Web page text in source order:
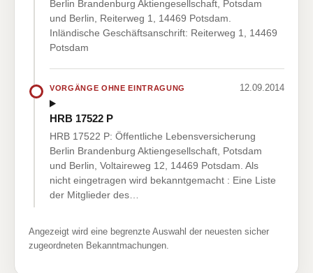
Berlin Brandenburg Aktiengesellschaft, Potsdam
und Berlin, Reiterweg 1, 14469 Potsdam.
Inländische Geschäftsanschrift: Reiterweg 1, 14469
Potsdam
VORGÄNGE OHNE EINTRAGUNG 12.09.2014
HRB 17522 P
HRB 17522 P: Öffentliche Lebensversicherung
Berlin Brandenburg Aktiengesellschaft, Potsdam
und Berlin, Voltaireweg 12, 14469 Potsdam. Als
nicht eingetragen wird bekanntgemacht : Eine Liste
der Mitglieder des…
Angezeigt wird eine begrenzte Auswahl der neuesten sicher
zugeordneten Bekanntmachungen.